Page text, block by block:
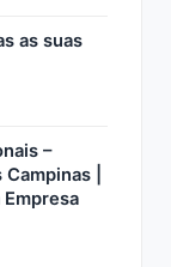
as suas
–
|